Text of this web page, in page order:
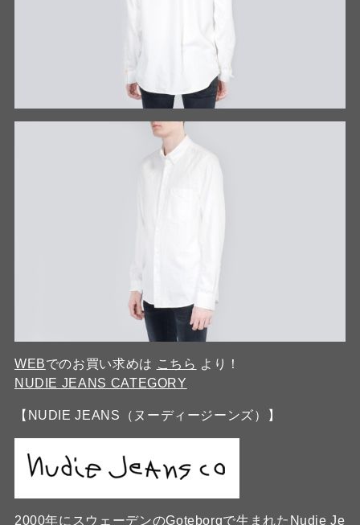
WEBでのお買い求めは こちら より！
NUDIE JEANS CATEGORY
【NUDIE JEANS（ヌーディージーンズ）】
2000年にスウェーデンのGoteborgで生まれたNudie Je